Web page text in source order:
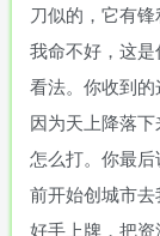
刀似的，它有
我命不好，这
看法。你收到
因为天上降落
怎么打。你最
前开始创城市
好手上牌，把